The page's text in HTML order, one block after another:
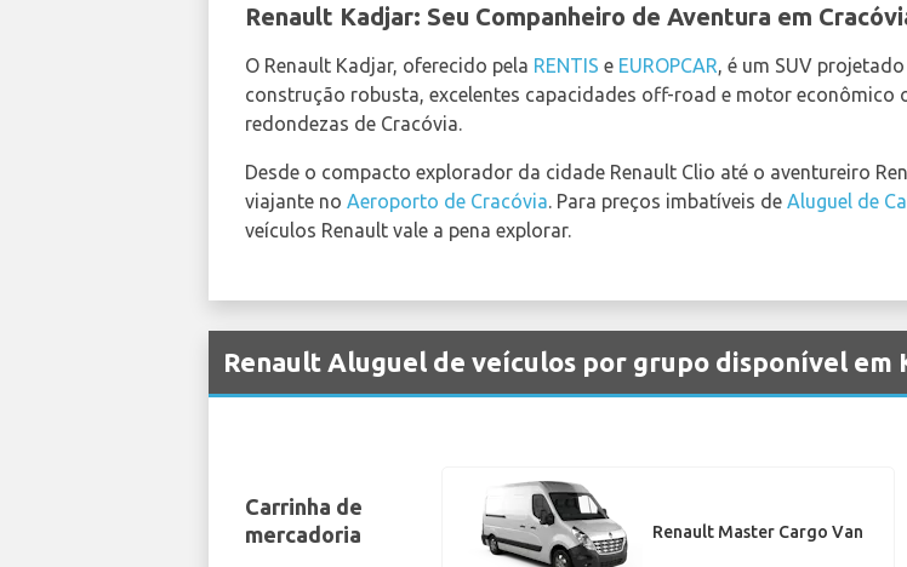
Renault Kadjar: Seu Companheiro de Aventura em
O Renault Kadjar, oferecido pela RENTIS e EUROPCAR, é um SUV
construção robusta, excelentes capacidades off-road e motor econômico
redondezas de Cracóvia.
Desde o compacto explorador da cidade Renault Clio até o aventureiro
viajante no Aeroporto de Cracóvia. Para preços imbatíveis de Aluguel de
veículos Renault vale a pena explorar.
Renault Aluguel de veículos por grupo disponível
Carrinha de
mercadoria
Renault Master Cargo Van